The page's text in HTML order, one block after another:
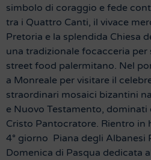
simbolo di coraggio e fede
tra i Quattro Canti, il vivace
Pretoria e la splendida Chiesa
una tradizionale focacceria per
street food palermitano. Nel
a Monreale per visitare il
straordinari mosaici bizantini
e Nuovo Testamento,
Cristo Pantocratore. Rientro in
4° giorno Piana degli Albanesi
Domenica di Pasqua dedicata